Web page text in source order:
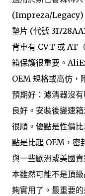
(Impreza/Legacy)
墊片 (代號
背車有 CVT 或 AT
箱保護很重要。
OEM 規格或高仿，
預期好：濾清器沒
良好。安裝後變速
很順。優點是性價
點是比起 OEM，密
與一些歐洲或美國
本雖然可能不是頂
夠實用了。最重要